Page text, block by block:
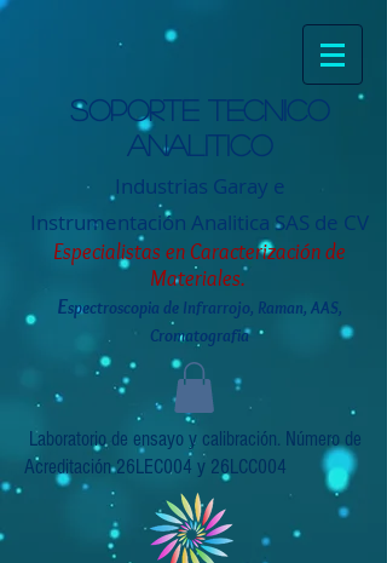
Soporte tecnico
analitico
Industrias Garay e
Instrumentación Analitica SAS de CV
Especialistas en Caracterización de
Materiales.
Espectroscopia de Infrarrojo, Raman, AAS,
Cromatografia
Laboratorio de ensayo y calibración. Número de
Acreditación 26LEC004 y 26LCC004